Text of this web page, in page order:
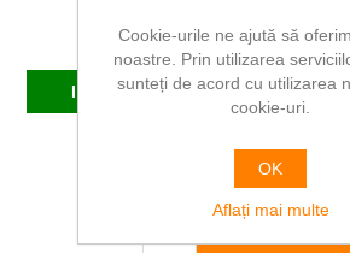
Producător: DELI
In stoc
DL2008
36,80 RON
Cookie-urile ne ajută să
noastre. Prin utilizarea
sunteți de acord cu utilizarea
cookie-uri.
OK
Aflați mai multe